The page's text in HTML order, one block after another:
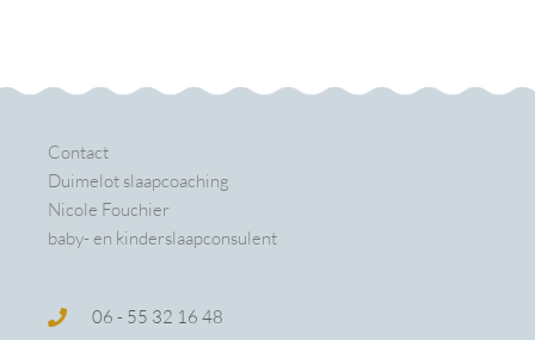
Contact
Duimelot slaapcoaching
Nicole Fouchier
baby- en kinderslaapconsulent
06 - 55 32 16 48